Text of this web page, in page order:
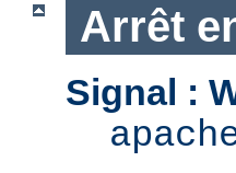
Arrêt
Signal :